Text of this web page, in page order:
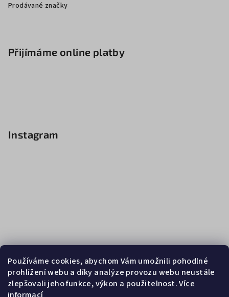
Používáme cookies, abychom Vám umožnili pohodlné
prohlížení webu a díky analýze provozu webu neustále
zlepšovali jeho funkce, výkon a použitelnost.Více
Prodávané značky
Přijímáme online platby
Instagram